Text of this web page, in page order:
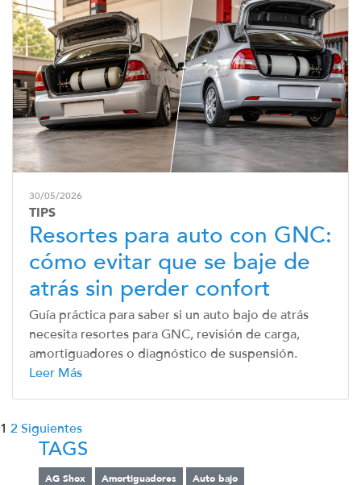
30/05/2026
TIPS
Resortes para auto con GNC:
cómo evitar que se baje de
atrás sin perder confort
Guía práctica para saber si un auto bajo de atrás
necesita resortes para GNC, revisión de carga,
amortiguadores o diagnóstico de suspensión.
Leer Más
1 2 Siguientes
TAGS
AG Shox Amortiguadores Auto bajo